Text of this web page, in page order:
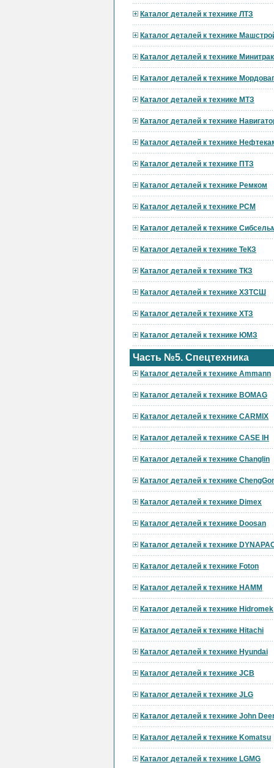
Каталог деталей к технике ЛТЗ
Каталог деталей к технике
Каталог деталей к технике
Каталог деталей к технике
Каталог деталей к технике МТЗ
Каталог деталей к технике
Каталог деталей к технике
Каталог деталей к технике ПТЗ
Каталог деталей к технике Ремком
Каталог деталей к технике РСМ
Каталог деталей к технике
Каталог деталей к технике ТеКЗ
Каталог деталей к технике ТКЗ
Каталог деталей к технике ХЗТСШ
Каталог деталей к технике ХТЗ
Каталог деталей к технике ЮМЗ
Часть №5. Спецтехника
Каталог деталей к технике Ammann
Каталог деталей к технике BOMAG
Каталог деталей к технике CARMIX
Каталог деталей к технике CASE IH
Каталог деталей к технике Changlin
Каталог деталей к технике
Каталог деталей к технике Dimex
Каталог деталей к технике Doosan
Каталог деталей к технике
Каталог деталей к технике Foton
Каталог деталей к технике HAMM
Каталог деталей к технике Hidromek
Каталог деталей к технике Hitachi
Каталог деталей к технике Hyundai
Каталог деталей к технике JCB
Каталог деталей к технике JLG
Каталог деталей к технике John
Каталог деталей к технике Komatsu
Каталог деталей к технике LGMG